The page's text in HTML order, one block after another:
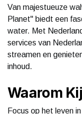
Van majestueuze
Planet" biedt een
water. Met
services van
streamen en
inhoud.
Waarom
Focus op het leven